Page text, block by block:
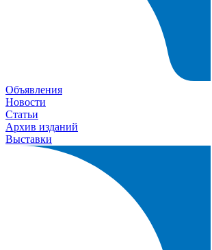
Объявления
Новости
Статьи
Архив изданий
Выставки